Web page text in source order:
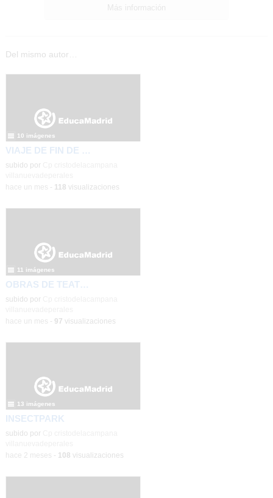
Más información
Del mismo autor…
VIAJE DE FIN DE CURSO
subido por
10 imágenes
hace un mes - 118 visualizaciones
OBRAS DE TEATRO PROA +
subido por
11 imágenes
hace un mes - 97 visualizaciones
INSECTPARK
subido por
13 imágenes
hace 2 meses - 108 visualizaciones